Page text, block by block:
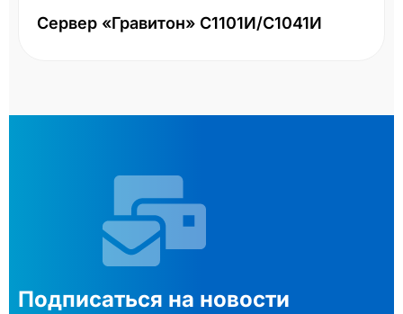
Сервер «Гравитон» С1101И/С1041И
Подписаться на новости